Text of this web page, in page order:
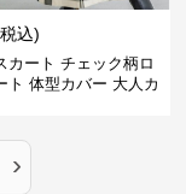
込)
カート チェック柄ロ
ト 体型カバー 大人カ
›